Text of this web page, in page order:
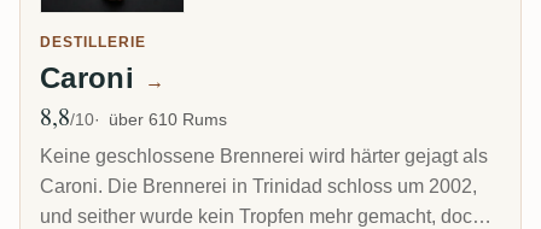
DESTILLERIE
Caroni →
Ø Bewertung
8,8/10 über 610 Rums
Keine geschlossene Brennerei wird härter gejagt als
Caroni. Die Brennerei in Trinidad schloss um 2002,
und seither wurde kein Tropfen mehr gemacht, doch